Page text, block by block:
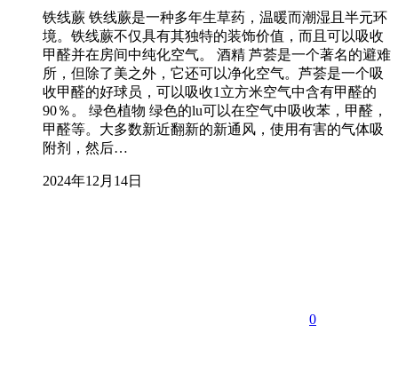
铁线蕨 铁线蕨是一种多年生草药，温暖而潮湿且半元环
境。铁线蕨不仅具有其独特的装饰价值，而且可以吸收
甲醛并在房间中纯化空气。 酒精 芦荟是一个著名的避难
所，但除了美之外，它还可以净化空气。芦荟是一个吸
收甲醛的好球员，可以吸收1立方米空气中含有甲醛的
90％。 绿色植物 绿色的lu可以在空气中吸收苯，甲醛，
甲醛等。大多数新近翻新的新通风，使用有害的气体吸
附剂，然后…
2024年12月14日
0